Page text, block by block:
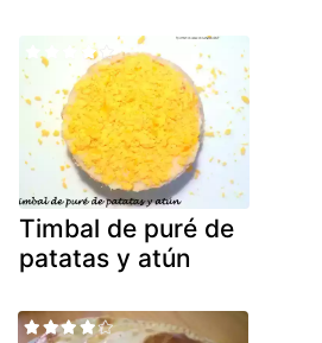
Timbal de puré de
patatas y atún